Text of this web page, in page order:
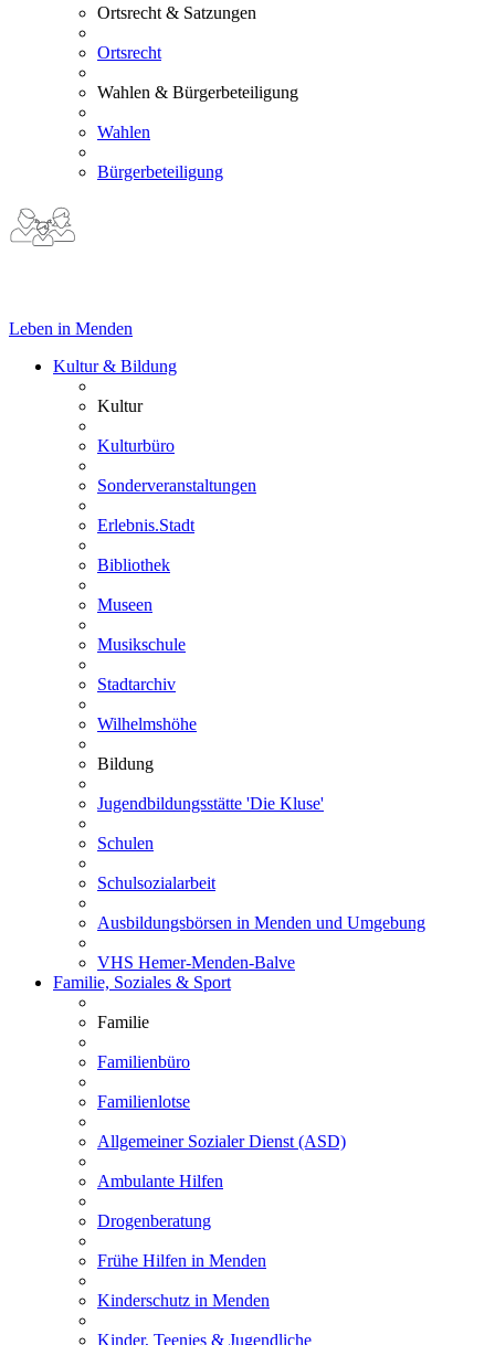
Ortsrecht & Satzungen
Ortsrecht
Wahlen & Bürgerbeteiligung
Wahlen
Bürgerbeteiligung
Leben in Menden
Kultur & Bildung
Kultur
Kulturbüro
Sonderveranstaltungen
Erlebnis.Stadt
Bibliothek
Museen
Musikschule
Stadtarchiv
Wilhelmshöhe
Bildung
Jugendbildungsstätte 'Die Kluse'
Schulen
Schulsozialarbeit
Ausbildungsbörsen in Menden und Umgebung
VHS Hemer-Menden-Balve
Familie, Soziales & Sport
Familie
Familienbüro
Familienlotse
Allgemeiner Sozialer Dienst (ASD)
Ambulante Hilfen
Drogenberatung
Frühe Hilfen in Menden
Kinderschutz in Menden
Kinder, Teenies & Jugendliche